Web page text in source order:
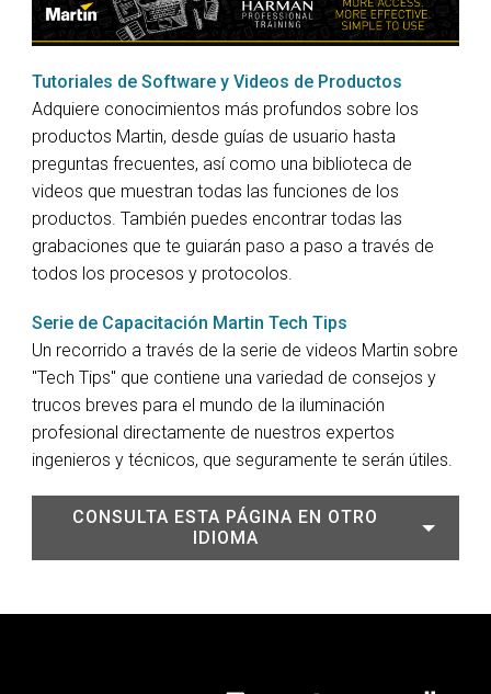
Tutoriales de Software y Videos de Productos
Adquiere conocimientos más profundos sobre los
productos Martin, desde guías de usuario hasta
preguntas frecuentes, así como una biblioteca de
videos que muestran todas las funciones de los
productos. También puedes encontrar todas las
grabaciones que te guiarán paso a paso a través de
todos los procesos y protocolos.
Serie de Capacitación Martin Tech Tips
Un recorrido a través de la serie de videos Martin sobre
"Tech Tips" que contiene una variedad de consejos y
trucos breves para el mundo de la iluminación
profesional directamente de nuestros expertos
ingenieros y técnicos, que seguramente te serán útiles.
CONSULTA ESTA PÁGINA EN OTRO
IDIOMA